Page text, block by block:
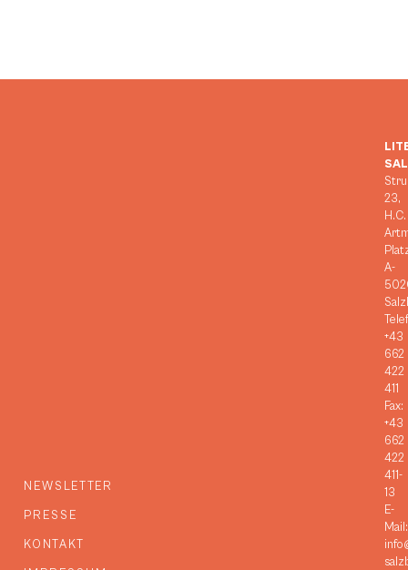
NEWSLETTER
PRESSE
KONTAKT
23,
H.C.
A-
+43
662
422
411
Fax:
+43
662
422
411-
13
E-
Mail: